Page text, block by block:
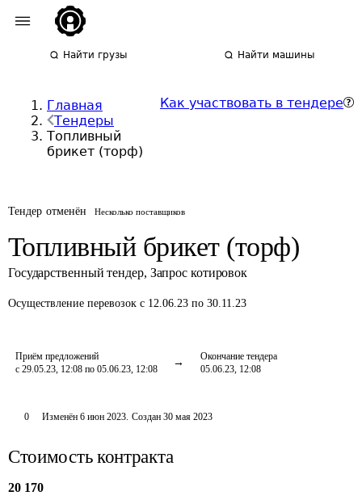
Найти грузы Найти машины
Главная
Тендеры
Топливный
брикет (торф)
Как участвовать в тендере
Тендер отменён Несколько поставщиков
Топливный брикет (торф)
Государственный тендер, Запрос котировок
Осуществление перевозок с 12.06.23 по 30.11.23
Приём предложений
с 29.05.23, 12:08 по 05.06.23, 12:08
Окончание тендера
05.06.23, 12:08
0 Изменён 6 июн 2023. Создан 30 мая 2023
Стоимость контракта
20 170